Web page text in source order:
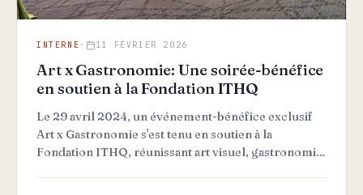
INTERNE · 11 FÉVRIER 2026
Art x Gastronomie: Une soirée-bénéfice
en soutien à la Fondation ITHQ
Le 29 avril 2024, un événement-bénéfice exclusif
Art x Gastronomie s'est tenu en soutien à la
Fondation ITHQ, réunissant art visuel, gastronomie